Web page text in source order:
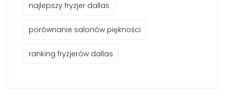
najlepszy fryzjer dallas
porównanie salonów piękności
ranking fryzjerów dallas